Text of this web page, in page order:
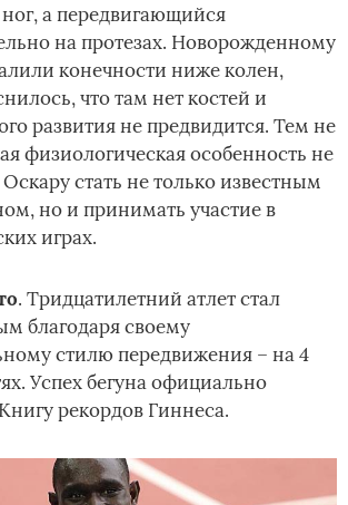
а передвигающийся
на протезах. Новорожденному
конечности ниже колен,
что там нет костей и
развития не предвидится. Тем не
физиологическая особенность не
стать не только известным
но и принимать участие в
играх.
. Тридцатилетний атлет стал
благодаря своему
стилю передвижения – на 4
Успех бегуна официально
рекордов Гиннеса.